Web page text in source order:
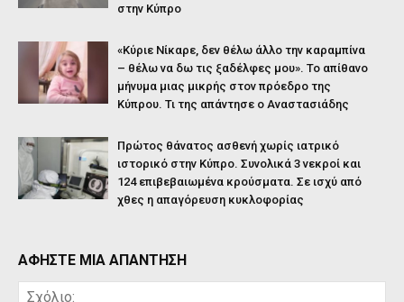
στην Κύπρο
«Κύριε Νίκαρε, δεν θέλω άλλο την καραμπίνα
– θέλω να δω τις ξαδέλφες μου». Το απίθανο
μήνυμα μιας μικρής στον πρόεδρο της
Κύπρου. Τι της απάντησε ο Αναστασιάδης
Πρώτος θάνατος ασθενή χωρίς ιατρικό
ιστορικό στην Κύπρο. Συνολικά 3 νεκροί και
124 επιβεβαιωμένα κρούσματα. Σε ισχύ από
χθες η απαγόρευση κυκλοφορίας
ΑΦΗΣΤΕ ΜΙΑ ΑΠΑΝΤΗΣΗ